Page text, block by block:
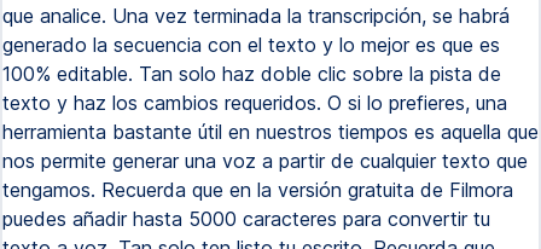
que analice. Una vez terminada la transcripción, se habrá
generado la secuencia con el texto y lo mejor es que es
100% editable. Tan solo haz doble clic sobre la pista de
texto y haz los cambios requeridos. O si lo prefieres, una
herramienta bastante útil en nuestros tiempos es aquella que
nos permite generar una voz a partir de cualquier texto que
tengamos. Recuerda que en la versión gratuita de Filmora
puedes añadir hasta 5000 caracteres para convertir tu